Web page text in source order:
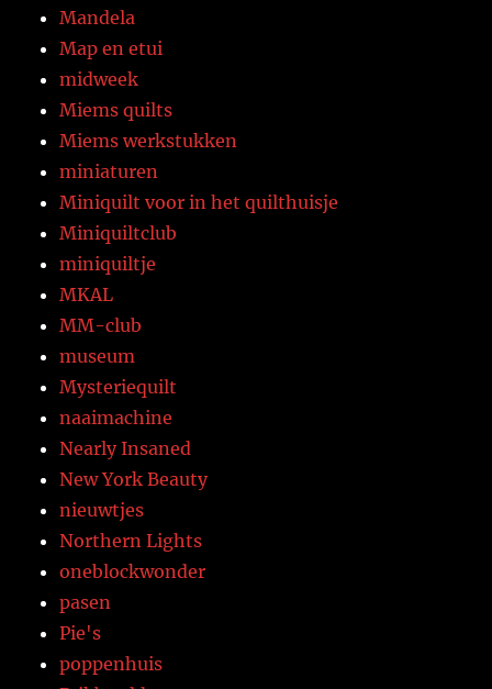
Mandela
Map en etui
midweek
Miems quilts
Miems werkstukken
miniaturen
Miniquilt voor in het quilthuisje
Miniquiltclub
miniquiltje
MKAL
MM-club
museum
Mysteriequilt
naaimachine
Nearly Insaned
New York Beauty
nieuwtjes
Northern Lights
oneblockwonder
pasen
Pie's
poppenhuis